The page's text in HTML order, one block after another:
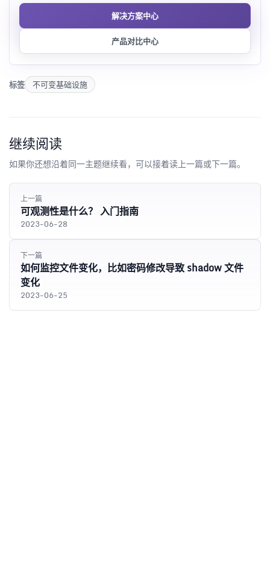
解决方案中心
产品对比中心
标签 不可变基础设施
继续阅读
如果你还想沿着同一主题继续看，可以接着读上一篇或下一篇。
上一篇
可观测性是什么？ 入门指南
2023-06-28
下一篇
如何监控文件变化，比如密码修改导致 shadow 文件
变化
2023-06-25